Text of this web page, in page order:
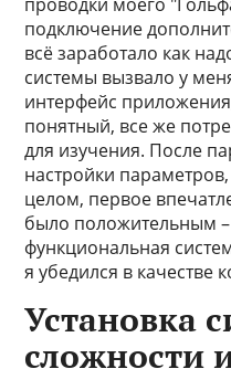
подключение
всё заработало как
системы вызвало у
интерфейс
понятный, все же
для изучения. После
настройки
целом, первое
было положительным
функциональная
я убедился в качестве
Установка
сложности